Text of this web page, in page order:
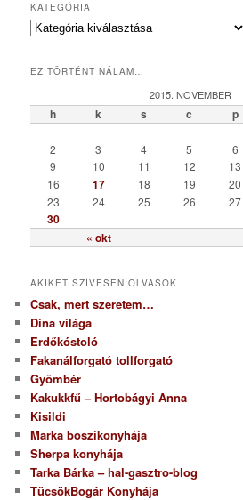
KATEGÓRIA
K
e
r
EZ TÖRTÉNT NÁLAM…
2015. NOVEMBER
h k s c p
« okt
2
3 4 5 6
9
10 11 12 13
16
17 18 19 20
23
24 25 26 27
30
AKIKET SZÍVESEN OLVASOK
Csak, mert szeretem…
Dina világa
Erdőkóstoló
Fakanálforgató tollforgató
Gyömbér
Kakukkfű – Hortobágyi Anna
Kisildi
Marka boszikonyhája
Sherpa konyhája
Tarka Bárka – hal-gasztro-blog
TücsökBogár Konyhája